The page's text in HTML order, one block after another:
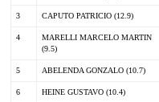
3 CAPUTO PATRICIO (12.9)
4
MARELLI MARCELO MARTIN
(9.5)
5 ABELENDA GONZALO (10.7)
6 HEINE GUSTAVO (10.4)